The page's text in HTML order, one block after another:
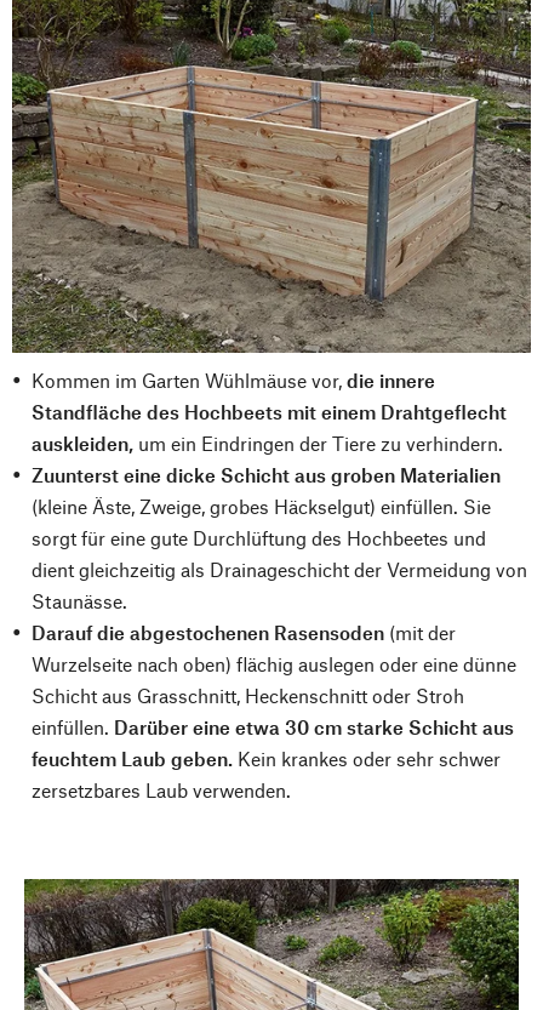
Kommen im Garten Wühlmäuse vor, die innere
Standfläche des Hochbeets mit einem Drahtgeflecht
auskleiden, um ein Eindringen der Tiere zu verhindern.
Zuunterst eine dicke Schicht aus groben Materialien
(kleine Äste, Zweige, grobes Häckselgut) einfüllen. Sie
sorgt für eine gute Durchlüftung des Hochbeetes und
dient gleichzeitig als Drainageschicht der Vermeidung von
Staunässe.
Darauf die abgestochenen Rasensoden (mit der
Wurzelseite nach oben) flächig auslegen oder eine dünne
Schicht aus Grasschnitt, Heckenschnitt oder Stroh
einfüllen. Darüber eine etwa 30 cm starke Schicht aus
feuchtem Laub geben. Kein krankes oder sehr schwer
zersetzbares Laub verwenden.